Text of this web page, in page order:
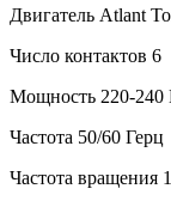
Двигатель Atlant
Число контактов 6
Мощность 220-240
Частота 50/60 Герц
Частота вращения